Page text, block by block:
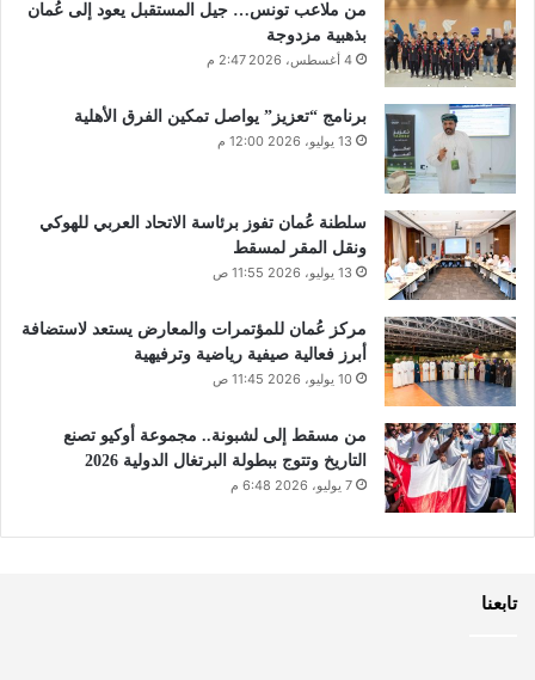
من ملاعب تونس… جيل المستقبل يعود إلى عُمان
بذهبية مزدوجة
4 أغسطس، 2026 2:47 م
برنامج “تعزيز” يواصل تمكين الفرق الأهلية
13 يوليو، 2026 12:00 م
سلطنة عُمان تفوز برئاسة الاتحاد العربي للهوكي
ونقل المقر لمسقط
13 يوليو، 2026 11:55 ص
مركز عُمان للمؤتمرات والمعارض يستعد لاستضافة
أبرز فعالية صيفية رياضية وترفيهية
10 يوليو، 2026 11:45 ص
من مسقط إلى لشبونة.. مجموعة أوكيو تصنع
التاريخ وتتوج ببطولة البرتغال الدولية 2026
7 يوليو، 2026 6:48 م
تابعنا